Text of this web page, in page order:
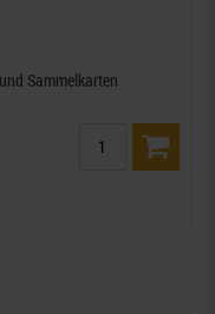
Sammelkarten